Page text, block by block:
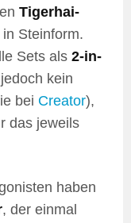
Tigerhai-
Steinform.
Sets als 2-in-
kein
bei Creator),
das jeweils
haben
, der einmal